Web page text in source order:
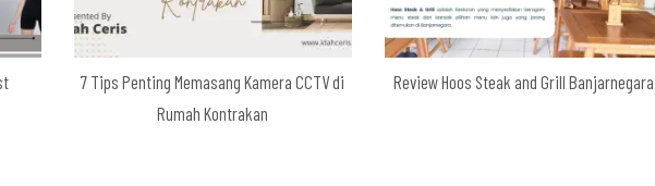
7 Tips Penting Memasang Kamera CCTV di
Rumah Kontrakan
Review Hoos Steak and Grill Banjarnegara